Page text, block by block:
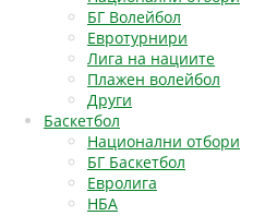
БГ Волейбол
Евротурнири
Лига на нациите
Плажен волейбол
Други
Баскетбол
Национални отбори
БГ Баскетбол
Евролига
НБА